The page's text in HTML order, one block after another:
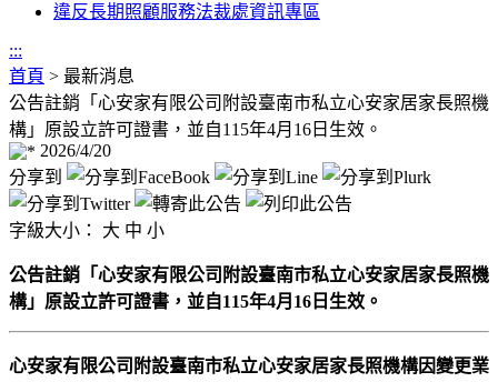
違反長期照顧服務法裁處資訊專區
:::
首頁 > 最新消息
公告註銷「心安家有限公司附設臺南市私立心安家居家長照機
構」原設立許可證書，並自115年4月16日生效。
2026/4/20
分享到
字級大小： 大 中 小
公告註銷「心安家有限公司附設臺南市私立心安家居家長照機
構」原設立許可證書，並自115年4月16日生效。
心安家有限公司附設臺南市私立心安家居家長照機構因變更業